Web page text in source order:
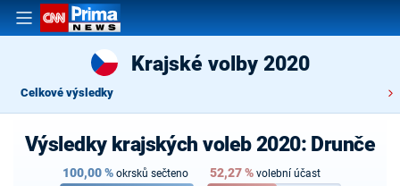
Krajské volby 2020
Celkové výsledky
Výsledky krajských voleb 2020: Drunče
100,00% okrsků sečteno 52,27% volební účast